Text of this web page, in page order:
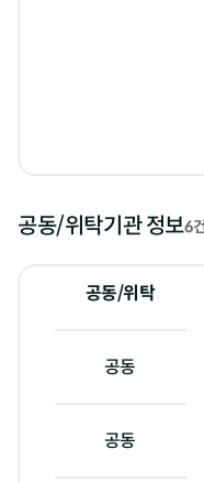
공동/위탁기관 정보6
공동/위탁
공동
공동